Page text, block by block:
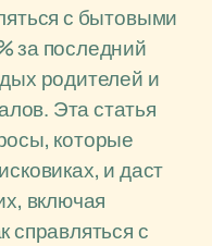
с бытовыми
за последний
родителей и
Эта статья
которые
и даст
включая
справляться с